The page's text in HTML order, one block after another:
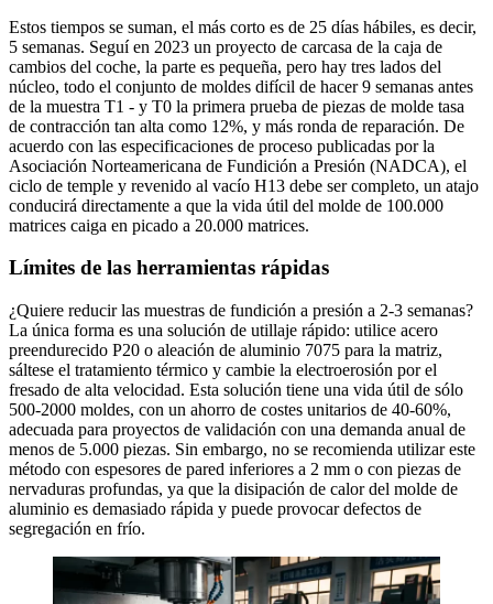
Estos tiempos se suman, el más corto es de 25 días hábiles, es decir,
5 semanas. Seguí en 2023 un proyecto de carcasa de la caja de
cambios del coche, la parte es pequeña, pero hay tres lados del
núcleo, todo el conjunto de moldes difícil de hacer 9 semanas antes
de la muestra T1 - y T0 la primera prueba de piezas de molde tasa
de contracción tan alta como 12%, y más ronda de reparación. De
acuerdo con las especificaciones de proceso publicadas por la
Asociación Norteamericana de Fundición a Presión (NADCA), el
ciclo de temple y revenido al vacío H13 debe ser completo, un atajo
conducirá directamente a que la vida útil del molde de 100.000
matrices caiga en picado a 20.000 matrices.
Límites de las herramientas rápidas
¿Quiere reducir las muestras de fundición a presión a 2-3 semanas?
La única forma es una solución de utillaje rápido: utilice acero
preendurecido P20 o aleación de aluminio 7075 para la matriz,
sáltese el tratamiento térmico y cambie la electroerosión por el
fresado de alta velocidad. Esta solución tiene una vida útil de sólo
500-2000 moldes, con un ahorro de costes unitarios de 40-60%,
adecuada para proyectos de validación con una demanda anual de
menos de 5.000 piezas. Sin embargo, no se recomienda utilizar este
método con espesores de pared inferiores a 2 mm o con piezas de
nervaduras profundas, ya que la disipación de calor del molde de
aluminio es demasiado rápida y puede provocar defectos de
segregación en frío.